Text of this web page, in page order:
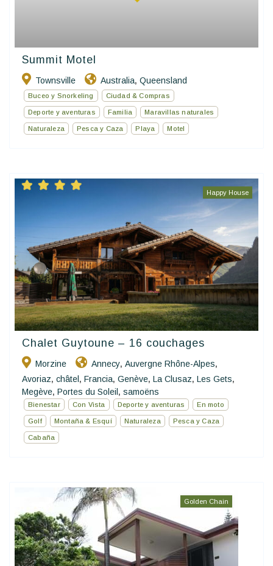
Summit Motel
Townsville Australia, Queensland
Buceo y Snorkeling Ciudad & Compras
Deporte y aventuras Familia Maravillas naturales
Naturaleza Pesca y Caza Playa Motel
Happy House
Chalet Guytoune – 16 couchages
Morzine Annecy, Auvergne Rhône-Alpes,
Avoriaz, châtel , Francia, Genève, La Clusaz, Les Gets,
Megève, Portes du Soleil , samoëns
Bienestar Con Vista Deporte y aventuras En moto
Golf Montaña & Esquí Naturaleza Pesca y Caza
Cabaña
Golden Chain